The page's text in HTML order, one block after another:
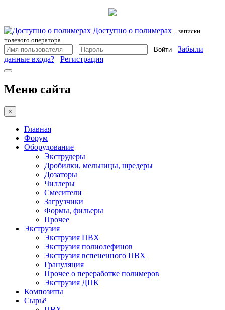
Доступно о полимерах ...записки
полевого оператора
Войти
Забыли
данные входа?
Регистрация
Меню сайта
×
Главная
Форум
Оборудование
Экструдеры
Дробилки, мельницы, шредеры
Дозаторы
Чиллеры
Смесители
Загрузчики
Формы, фильеры
Прочее
Экструзия
Экструзия ПВХ
Экструзия полиолефинов
Экструзия вспененного ПВХ
Грануляция
Прочее о переработке полимеров
Экструзия ДПК
Композиты
Сырьё